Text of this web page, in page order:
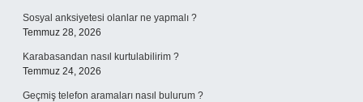
Sosyal anksiyetesi olanlar ne yapmalı ?
Temmuz 28, 2026
Karabasandan nasıl kurtulabilirim ?
Temmuz 24, 2026
Geçmiş telefon aramaları nasıl bulurum ?